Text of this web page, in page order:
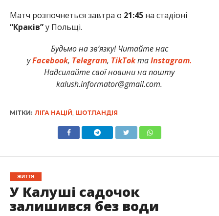
Матч розпочнеться завтра о 21:45на стадіоні
“Краків”у Польщі.
Будьмо на зв’язку! Читайте нас
уFacebook, Telegram, TikTokтаInstagram.
Надсилайте свої новини на пошту
kalush.informator@gmail.com.
МІТКИ: ЛІГА НАЦІЙ, ШОТЛАНДІЯ
ЖИТТЯ
У Калуші садочок
залишився без води